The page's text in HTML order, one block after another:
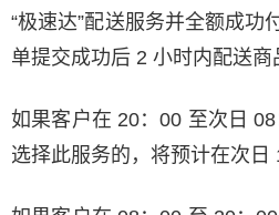
“极速达”配送服务并全额成功
单提交成功后 2 小时内配送商
如果客户在 20：00 至次日
选择此服务的，将预计在次日